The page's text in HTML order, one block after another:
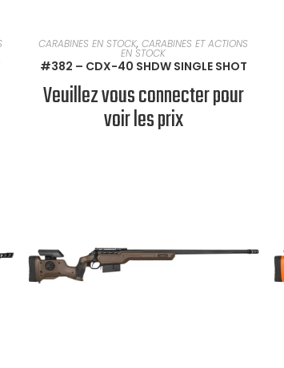
EN SAVOIR PLUS
CARABINES EN STOCK,CARABINES ET ACTIONS
EN STOCK
#382 – CDX-40 SHDW SINGLE SHOT
Veuillez vous connecter pour
voir les prix